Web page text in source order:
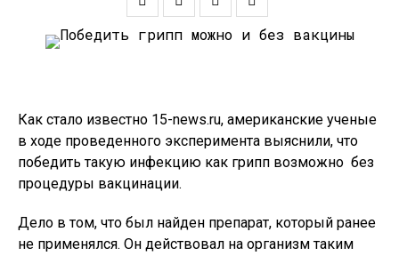
Как стало известно 15-news.ru, американские ученые
в ходе проведенного эксперимента выяснили, что
победить такую инфекцию как грипп возможно без
процедуры вакцинации.
Дело в том, что был найден препарат, который ранее
не применялся. Он действовал на организм таким